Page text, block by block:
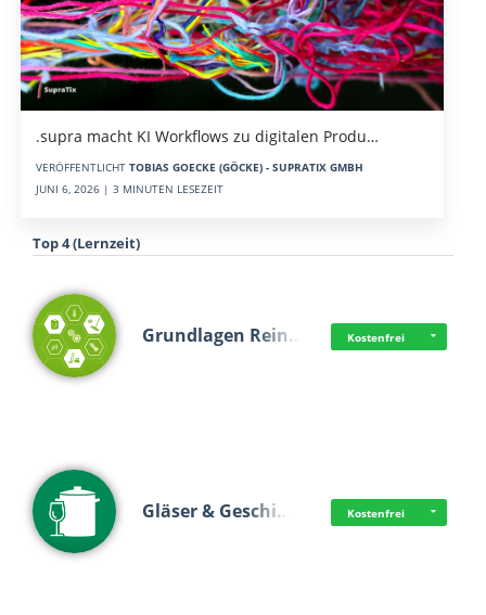
.supra macht KI Workflows zu digitalen Produ…
VERÖFFENTLICHT TOBIAS GOECKE (GÖCKE) - SUPRATIX GMBH
JUNI 6, 2026 | 3 MINUTEN LESEZEIT
Top 4 (Lernzeit)
Grundlagen Rein… Kostenfrei
Gläser & Geschi… Kostenfrei